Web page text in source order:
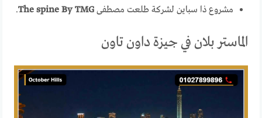
مشروع ذا سباين لشركة طلعت مصطفىThe spine By TMG
.
الماستر بلان في جيزة داون تاون